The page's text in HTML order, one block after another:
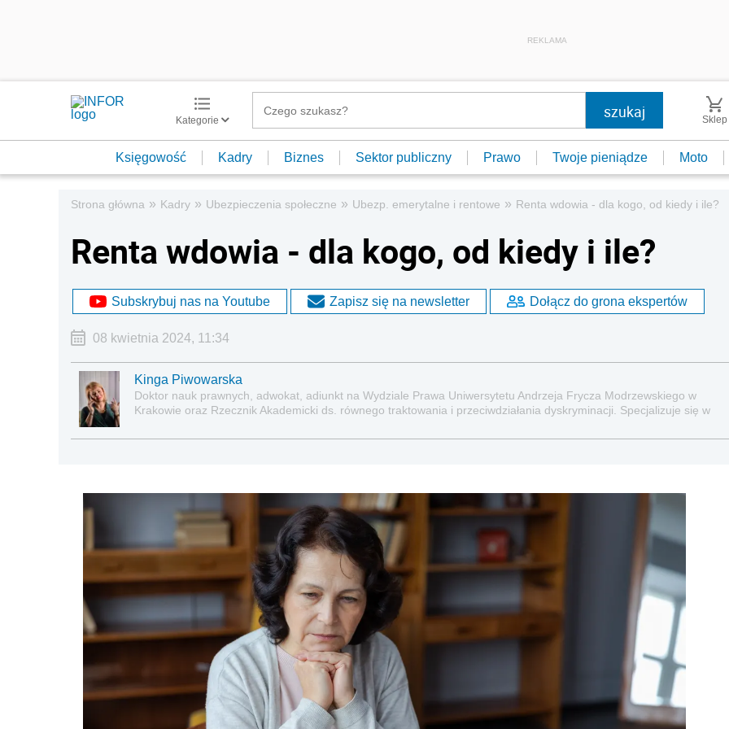
REKLAMA
Kategorie Sklep
Księgowość Kadry Biznes Sektor publiczny Prawo Twoje pieniądze Moto
Strona główna » Kadry » Ubezpieczenia społeczne » Ubezp. emerytalne i rentowe » Renta wdowia - dla kogo, od kiedy i ile?
Renta wdowia - dla kogo, od kiedy i ile?
Subskrybuj nas na Youtube Zapisz się na newsletter Dołącz do grona ekspertów
08 kwietnia 2024, 11:34
Kinga Piwowarska
Doktor nauk prawnych, adwokat, adiunkt na Wydziale Prawa Uniwersytetu Andrzeja Frycza Modrzewskiego w
Krakowie oraz Rzecznik Akademicki ds. równego traktowania i przeciwdziałania dyskryminacji. Specjalizuje się w
socjalną.